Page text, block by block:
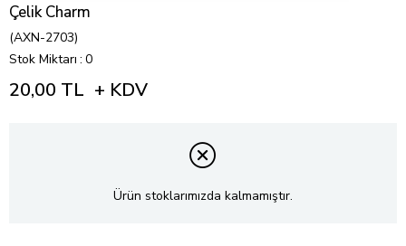
Çelik Charm
(AXN-2703)
Stok Miktarı : 0
20,00 TL + KDV
Ürün stoklarımızda kalmamıştır.